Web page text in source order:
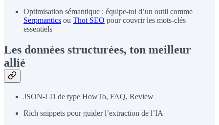
Optimisation sémantique : équipe-toi d’un outil comme
Serpmantics ou Thot SEO pour couvrir les mots-clés
essentiels
Les données structurées, ton meilleur
allié
JSON-LD de type HowTo, FAQ, Review
Rich snippets pour guider l’extraction de l’IA